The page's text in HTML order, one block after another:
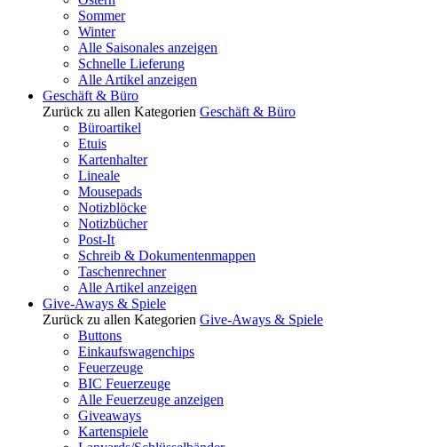
Sommer
Winter
Alle Saisonales anzeigen
Schnelle Lieferung
Alle Artikel anzeigen
Geschäft & Büro
Zurück zu allen Kategorien Geschäft & Büro
Büroartikel
Etuis
Kartenhalter
Lineale
Mousepads
Notizblöcke
Notizbücher
Post-It
Schreib & Dokumentenmappen
Taschenrechner
Alle Artikel anzeigen
Give-Aways & Spiele
Zurück zu allen Kategorien Give-Aways & Spiele
Buttons
Einkaufswagenchips
Feuerzeuge
BIC Feuerzeuge
Alle Feuerzeuge anzeigen
Giveaways
Kartenspiele